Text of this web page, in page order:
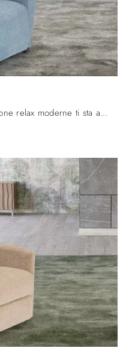
Una collezione esclusiva di Poltrone relax moderne ti sta aspettando: clicca e ottieni informazioni sul modello Ludovica in tessuto Spaziorelax.